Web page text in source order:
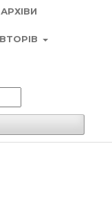
АРХІВИ